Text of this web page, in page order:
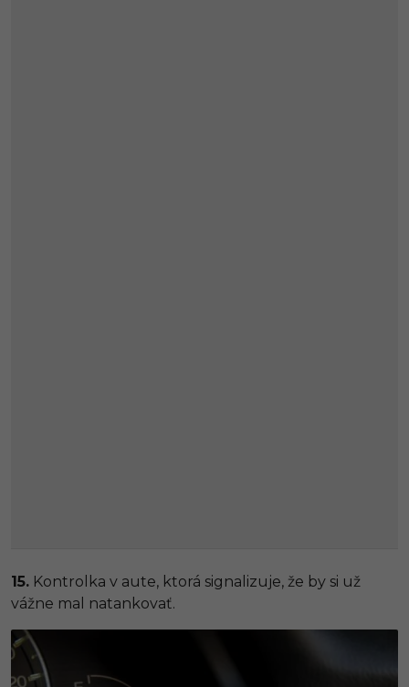
15. Kontrolka v aute, ktorá signalizuje, že by si už
vážne mal natankovať.